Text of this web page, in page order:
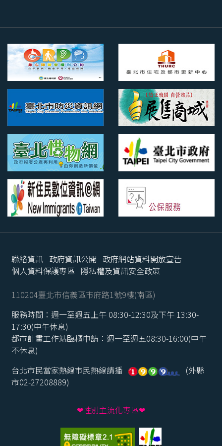
聯絡資訊 政府資訊公開 政府網站資料開放宣告
個人資料保護專區 隱私權及資訊安全政策
110204臺北市信義區市府路1號9樓(南區)
服務時間：週一至週五上午 08:30-12:30及下午 13:30-
17:30(中午休息)
都市計畫工作站臨櫃申請：週一至週五08:30-16:00(中午
不休息)
台北市民當家熱線市民熱線請播
(外縣
市02-27208889)
❤性別主流化專區❤